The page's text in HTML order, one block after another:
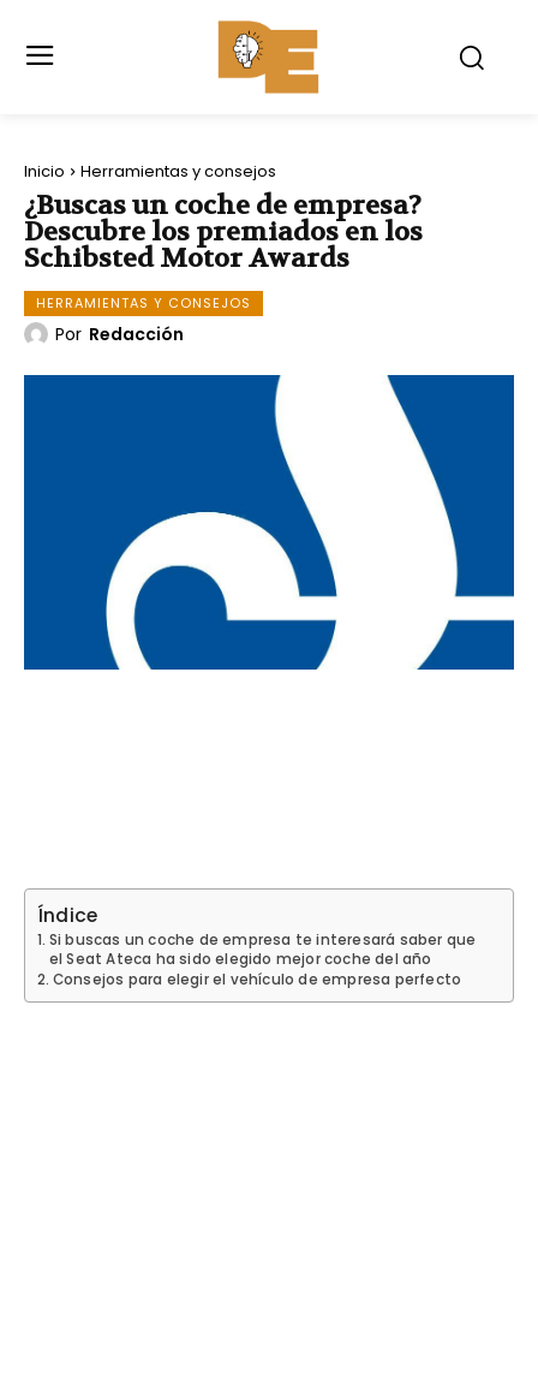
Inicio Herramientas y consejos
¿Buscas un coche de empresa?
Descubre los premiados en los
Schibsted Motor Awards
HERRAMIENTAS Y CONSEJOS
Por Redacción
Índice
Si buscas un coche de empresa te interesará saber que
el Seat Ateca ha sido elegido mejor coche del año
Consejos para elegir el vehículo de empresa perfecto